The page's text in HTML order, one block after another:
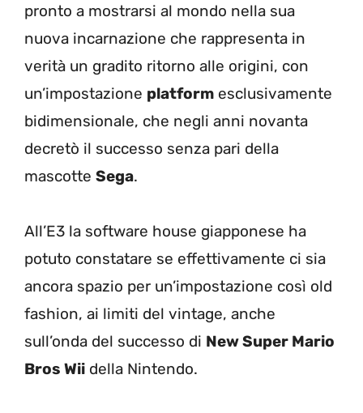
pronto a mostrarsi al mondo nella sua
nuova incarnazione che rappresenta in
verità un gradito ritorno alle origini, con
un’impostazione platform esclusivamente
bidimensionale, che negli anni novanta
decretò il successo senza pari della
mascotte Sega.
All’E3 la software house giapponese ha
potuto constatare se effettivamente ci sia
ancora spazio per un’impostazione così old
fashion, ai limiti del vintage, anche
sull’onda del successo di New Super Mario
Bros Wii della Nintendo.